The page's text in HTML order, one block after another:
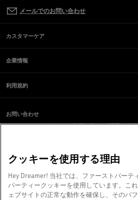
メールでのお問い合わせ
カスタマーケア
企業情報
利用規約
お問い合わせ
スクリーンリーダーのご利用に際し、問題が発
ヴェネツィアより、❤ を込めて。
Golden Goose SpA（単独株主）©2026 - All
クッキーを使用する理由
Hey Dreamer! 当社では、ファーストパーテ
パーティークッキーを使用しています。こ
ェブサイトの正常な動作を確保し、そのパ